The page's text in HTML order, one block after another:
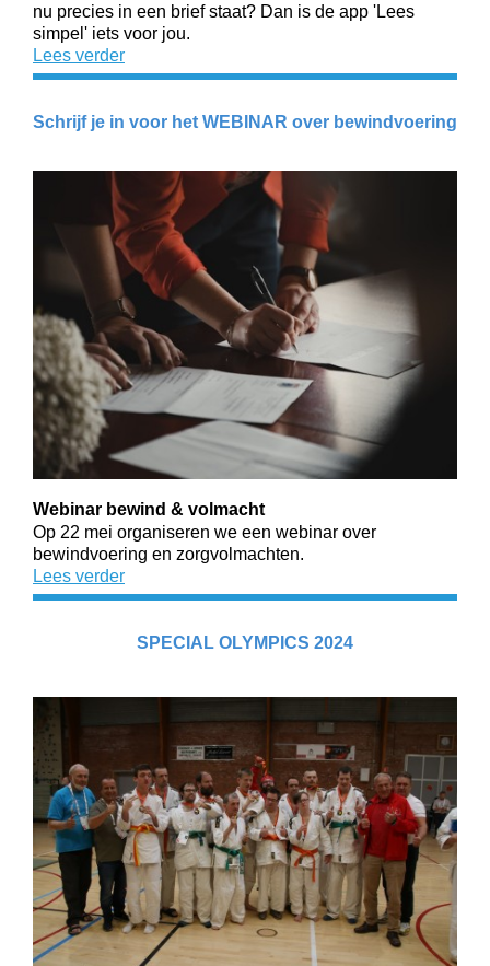
nu precies in een brief staat? Dan is de app 'Lees
simpel' iets voor jou.
Lees verder
Schrijf je in voor het WEBINAR over bewindvoering
Webinar bewind & volmacht
Op 22 mei organiseren we een webinar over
bewindvoering en zorgvolmachten.
Lees verder
SPECIAL OLYMPICS 2024